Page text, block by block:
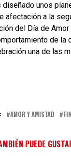
unos
afectación a la
del Día de
de la
una de las
AMOR Y AMISTAD
PUEDE